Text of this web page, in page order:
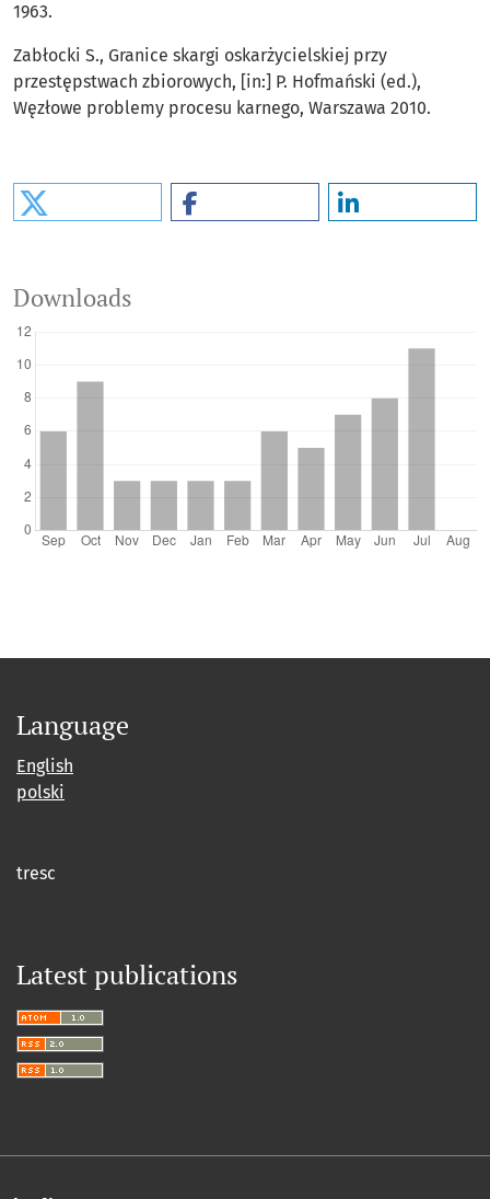
1963.
Zabłocki S., Granice skargi oskarżycielskiej przy
przestępstwach zbiorowych, [in:] P. Hofmański (ed.),
Węzłowe problemy procesu karnego, Warszawa 2010.
Downloads
Language
English
polski
tresc
Latest publications